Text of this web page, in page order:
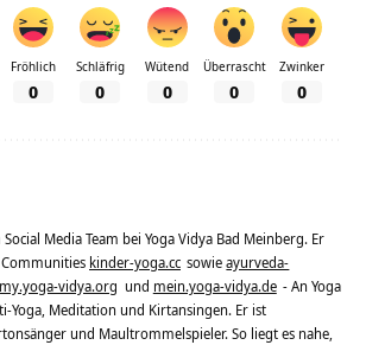
Fröhlich
0
Schläfrig
0
Wütend
0
Überrascht
0
Zwinker
0
Media Team bei Yoga Vidya Bad Meinberg. Er
kinder-yoga.cc sowieayurveda-
my.yoga-vidya.org und mein.yoga-vidya.de - An Yoga
Yoga, Meditation und Kirtansingen. Er ist
und Maultrommelspieler. So liegt es nahe,